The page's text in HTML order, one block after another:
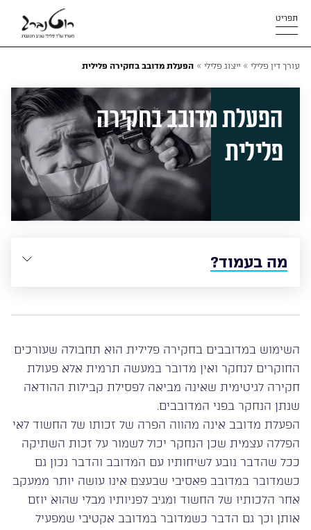
תפריט
עורך דין פלילי » ייצוג פלילי » הפעלת מדובב בחקירה פלילית
הפעלת מדובב בחקירה
פלילית
מה בעמוד?
השימוש במדובבים בחקירה פלילית הוא תחבולה שעורכים
החוקרים לנחקר ואין מדובר במעשה תרמית אלא פעולת
חקירה לגיטימית שאינה מביאה לפסילת קבילות ההודאה
שנתן הנחקר בפני המדובבים.
הפעלת מדובב אינה מהווה הפרה של זכותו של החשוד לאי
הפללה עצמית שכן הנחקר יכול לשמור על זכות השתיקה
ככל שהדבר נובע לשיחותיו עם המדובב והדבר נכון גם
כשמדובר במדובב פאסיבי שבעצם אינו עושה יותר ממעקב
אחר הלכותיו של החשוד ומגיב לפניותיו מבלי שהוא יוזם
אותן וכך גם הדבר כשמדובר במדובב אקטיבי שמפעיל